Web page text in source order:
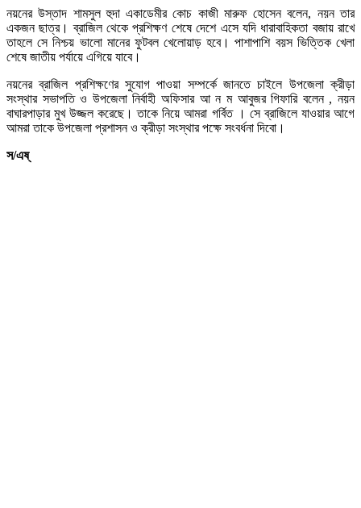
নয়নের উস্তাদ শামসুল হুদা একাডেমীর কোচ কাজী মারুফ হোসেন বলেন, নয়ন তার
একজন ছাত্র। ব্রাজিল থেকে প্রশিক্ষণ শেষে দেশে এসে যদি ধারাবাহিকতা বজায় রাখে
তাহলে সে নিশ্চয় ভালো মানের ফুটবল খেলোয়াড় হবে। পাশাপাশি বয়স ভিত্তিক খেলা
শেষে জাতীয় পর্যায়ে এগিয়ে যাবে।
নয়নের ব্রাজিল প্রশিক্ষণের সুযোগ পাওয়া সম্পর্কে জানতে চাইলে উপজেলা ক্রীড়া
সংস্থার সভাপতি ও উপজেলা নির্বাহী অফিসার আ ন ম আবুজর গিফারি বলেন , নয়ন
বাঘারপাড়ার মুখ উজ্জল করেছে। তাকে নিয়ে আমরা গর্বিত । সে ব্রাজিলে যাওয়ার আগে
আমরা তাকে উপজেলা প্রশাসন ও ক্রীড়া সংস্থার পক্ষে সংবর্ধনা দিবো।
স/এষ্